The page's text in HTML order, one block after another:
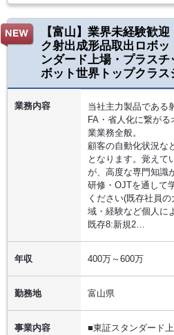
【富山】業界未経験歓
ク射出成形品取出ロボ
ンダード上場・プラス
ボット世界トップクラス
業務内容
当社主力製品である
FA・省人化に繋が
業業務全般。
顧客の自動化状況な
となります。覚えて
が、高度な専門知識
研修・OJTを通して
ください(既存社員
域・経験など個人に
既存8:新規2…
年収 400万～600万
勤務地 富山県
事業内容
■東証スタンダード